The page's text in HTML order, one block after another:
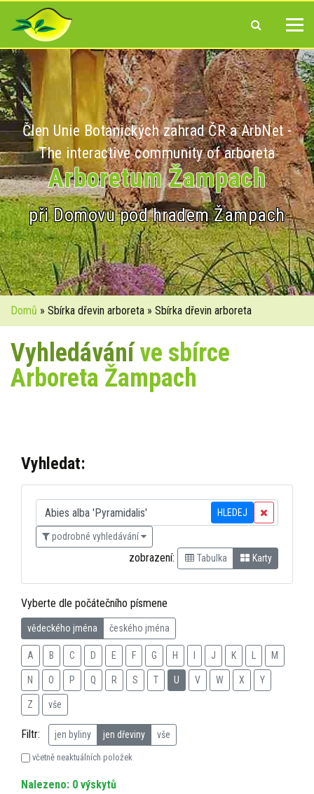
Člen Unie Botanických zahrad ČR a ArbNet -
The interactive community of arboreta
Arboretum Žampach
při Domovu pod hradem Žampach
Domů » Sbírka dřevin arboreta » Sbírka dřevin arboreta
Vyhledáváníve sbírce
Arboreta Žampach
Vyhledat:
HLEDEJ
podrobné vyhledávání
zobrazení: Tabulka Karty
Vyberte dle počátečního písmene
vědeckého jména českého jména
A B C D E F G H J K M
N O P Q R S T U V W X Y
Z vše
Filtr: jen byliny jen dřeviny vše
včetně neaktuálních položek
Nalezeno: 0 výskytů